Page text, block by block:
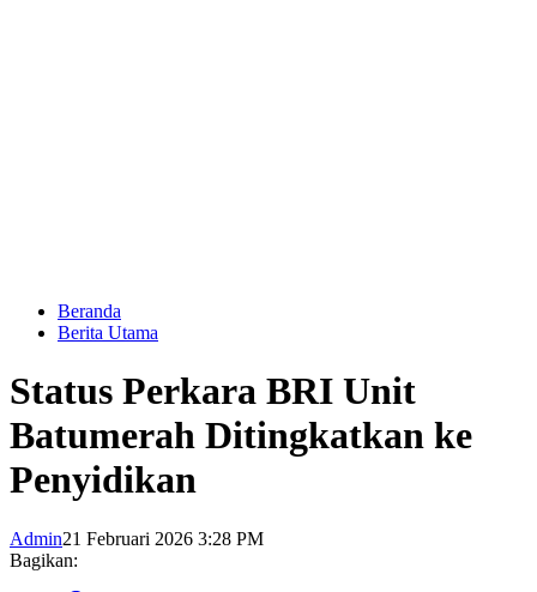
Beranda
Berita Utama
Status Perkara BRI Unit
Batumerah Ditingkatkan ke
Penyidikan
Admin21 Februari 2026 3:28 PM
Bagikan: